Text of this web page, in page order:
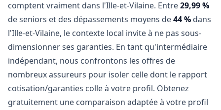
comptent vraiment dans l'Ille-et-Vilaine. Entre29,99 %
de seniors et des dépassements moyens de44 % dans
l'Ille-et-Vilaine, le contexte local invite à ne pas sous-
dimensionner ses garanties. En tant qu'intermédiaire
indépendant, nous confrontons les offres de
nombreux assureurs pour isoler celle dont le rapport
cotisation/garanties colle à votre profil. Obtenez
gratuitement une comparaison adaptée à votre profil